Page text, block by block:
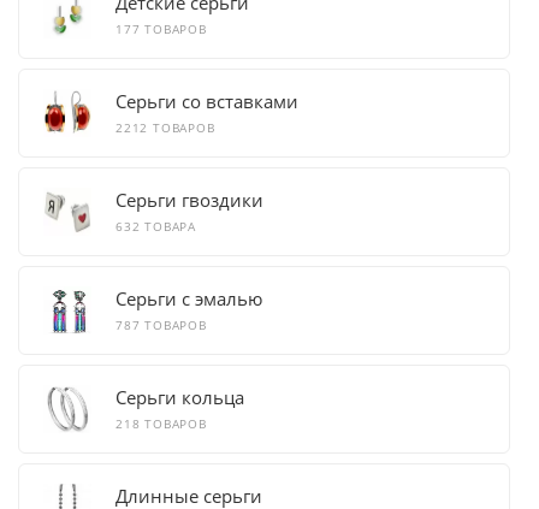
177 ТОВАРОВ
Серьги со вставками
2212 ТОВАРОВ
Серьги гвоздики
632 ТОВАРА
Серьги с эмалью
787 ТОВАРОВ
Серьги кольца
218 ТОВАРОВ
Длинные серьги